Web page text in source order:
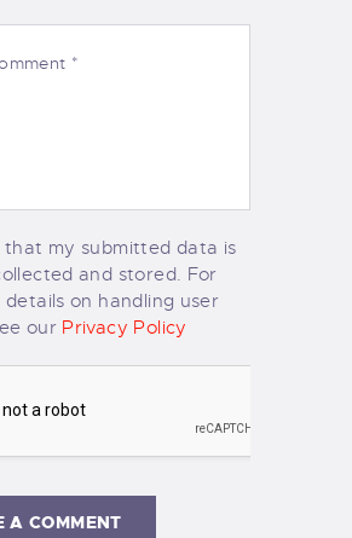
that my submitted data is
and stored. For
on handling user
our Privacy Policy